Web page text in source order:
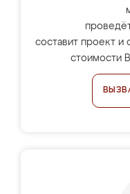
составит проект и
стоимости